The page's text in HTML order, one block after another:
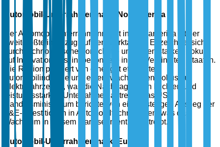
Automobil-Unterrahmenmarkt Nordamerika
Der Automobil-Unterrahmenmarkt in Nordamerika ist der
zweitgrößte in Bezug auf den Marktanteil. Er zeichnet sich
durch technologische Fortschritte und einen starken Fokus
auf Innovation aus, insbesondere in den Vereinigten Staaten.
Die Region profitiert von einer gut etablierten
Automobilindustrie und einem wachsenden Fokus auf
Elektrofahrzeuge, was die Nachfrage nach leichten und
leistungsstarken Unterrahmen antreibt. Das US-
Handelsministerium berichtet von einem stetigen Anstieg der
F&E-Investitionen in Automobiltechnologien, was das
Wachstum in diesem Marktsegment vorantreibt.
Automobil-Unterrahmenmarkt Europa